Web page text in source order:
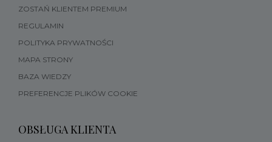
ZOSTAŃ KLIENTEM PREMIUM
REGULAMIN
POLITYKA PRYWATNOŚCI
MAPA STRONY
BAZA WIEDZY
PREFERENCJE PLIKÓW COOKIE
OBSŁUGA KLIENTA